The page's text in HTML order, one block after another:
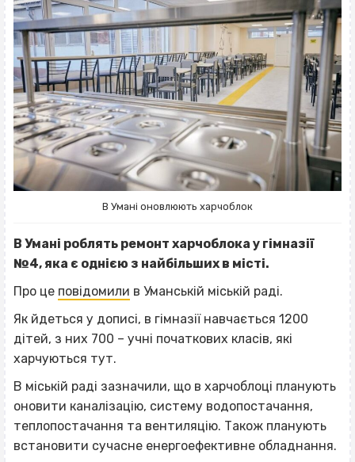
В Умані оновлюють харчоблок
В Умані роблять ремонт харчоблока у гімназії
№4, яка є однією з найбільших в місті.
Про це повідомили в Уманській міській раді.
Як йдеться у дописі, в гімназії навчається 1200
дітей, з них 700 – учні початкових класів, які
харчуються тут.
В міській раді зазначили, що в харчоблоці планують
оновити каналізацію, систему водопостачання,
теплопостачання та вентиляцію. Також планують
встановити сучасне енергоефективне обладнання.